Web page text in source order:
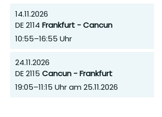
14.11.2026
DE 2114 Frankfurt - Cancun
10:55–16:55 Uhr
24.11.2026
DE 2115 Cancun - Frankfurt
19:05–11:15 Uhr am 25.11.2026